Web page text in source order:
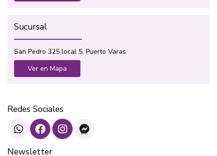
Sucursal
San Pedro 325 local 5, Puerto Varas
Ver en Mapa
Redes Sociales
Newsletter